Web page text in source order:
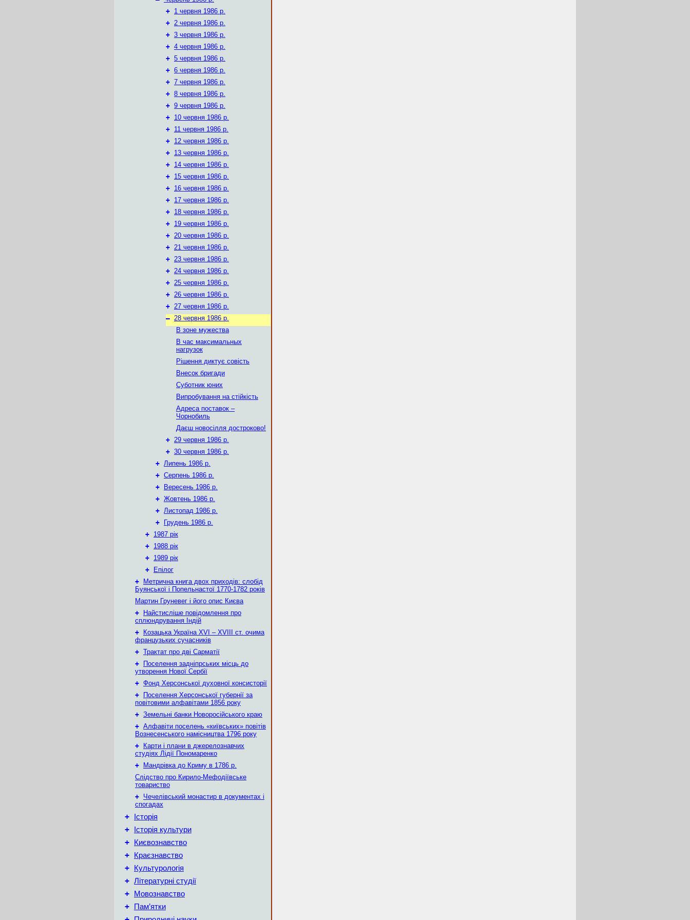
+ 1 червня 1986 р.
+ 2 червня 1986 р.
+ 3 червня 1986 р.
+ 4 червня 1986 р.
+ 5 червня 1986 р.
+ 6 червня 1986 р.
+ 7 червня 1986 р.
+ 8 червня 1986 р.
+ 9 червня 1986 р.
+ 10 червня 1986 р.
+ 11 червня 1986 р.
+ 12 червня 1986 р.
+ 13 червня 1986 р.
+ 14 червня 1986 р.
+ 15 червня 1986 р.
+ 16 червня 1986 р.
+ 17 червня 1986 р.
+ 18 червня 1986 р.
+ 19 червня 1986 р.
+ 20 червня 1986 р.
+ 21 червня 1986 р.
+ 23 червня 1986 р.
+ 24 червня 1986 р.
+ 25 червня 1986 р.
+ 26 червня 1986 р.
+ 27 червня 1986 р.
– 28 червня 1986 р.
В зоне мужества
В час максимальных
нагрузок
Рішення диктує совість
Внесок бригади
Суботник юних
Випробування на стійкість
Адреса поставок –
Чорнобиль
Даєш новосілля достроково!
+ 29 червня 1986 р.
+ 30 червня 1986 р.
+ Липень 1986 р.
+ Серпень 1986 р.
+
Вересень 1986 р.
+ Жовтень 1986 р.
+ Листопад 1986 р.
+
Грудень 1986 р.
+ 1987 рік
+ 1988 рік
+ 1989 рік
+
Епілог
+
Метрична книга двох приходів: слобід
Буянської і Попельнастої 1770-1782 років
Мартин Груневег і його опис Києва
+
Найстисліше повідомлення про
сплюндрування Індій
+
Козацька Україна ХVІ – ХVІІІ ст. очима
французьких сучасників
+ Трактат про дві Сарматії
+
Поселення задніпрських місць до
утворення Нової Сербії
+ Фонд Херсонської духовної консисторії
+
Поселення Херсонської губернії за
повітовими алфавітами 1856 року
+ Земельні банки Новоросійського краю
+ Алфавіти поселень «київських» повітів
Вознесенського намісництва 1796 року
+
Карти і плани в джерелознавчих
студіях Лідії Пономаренко
+
Мандрівка до Криму в 1786 р.
Слідство про Кирило-Мефодіївське
товариство
+ Чечелівський монастир в документах і
спогадах
+ Історія
+ Історія культури
+ Києвознавство
+ Краєзнавство
+ Культурологія
+ Літературні студії
+ Мовознавство
+ Пам’ятки